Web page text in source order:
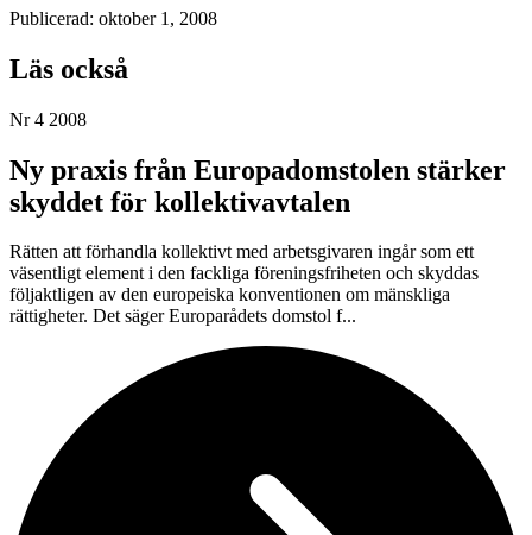
Publicerad: oktober 1, 2008
Läs också
Nr 4 2008
Ny praxis från Europadomstolen stärker
skyddet för kollektivavtalen
Rätten att förhandla kollektivt med arbetsgivaren ingår som ett
väsentligt element i den fackliga föreningsfriheten och skyddas
följaktligen av den europeiska konventionen om mänskliga
rättigheter. Det säger Europarådets domstol f...